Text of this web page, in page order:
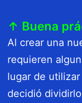
↑ Buena
Al crear una
requieren
lugar de
decidió